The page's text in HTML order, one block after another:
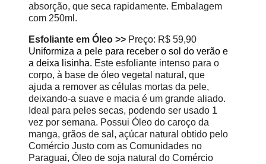
absorção, que seca rapidamente. Embalagem
com 250ml.
Esfoliante em Óleo >>Preço: R$ 59,90
Uniformiza a pele para receber o sol do verão e
a deixa lisinha. Este esfoliante intenso para o
corpo, à base de óleo vegetal natural, que
ajuda a remover as células mortas da pele,
deixando-a suave e macia é um grande aliado.
Ideal para peles secas, podendo ser usado 1
vez por semana. Possui Óleo do caroço da
manga, grãos de sal, açúcar natural obtido pelo
Comércio Justo com as Comunidades no
Paraguai, Óleo de soja natural do Comércio